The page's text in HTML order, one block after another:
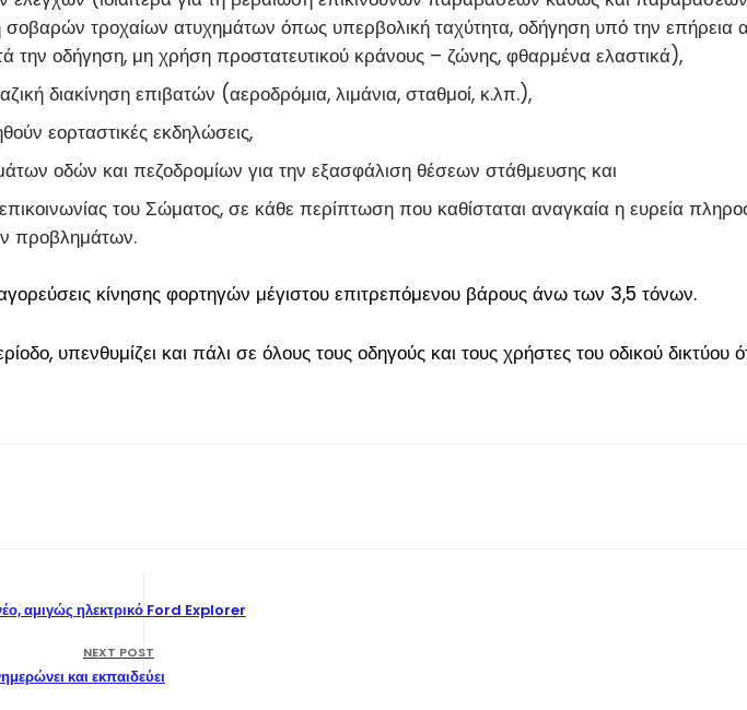
σοβαρών τροχαίων ατυχημάτων όπως υπερβολική ταχύτητα, οδήγηση υπό την επήρεια
οδήγηση, μη χρήση προστατευτικού κράνους – ζώνης, φθαρμένα ελαστικά),
διακίνηση επιβατών (αεροδρόμια, λιμάνια, σταθμοί, κ.λπ.),
εορταστικές εκδηλώσεις,
οδών και πεζοδρομίων για την εξασφάλιση θέσεων στάθμευσης και
του Σώματος, σε κάθε περίπτωση που καθίσταται αναγκαία η ευρεία
προβλημάτων.
κίνησης φορτηγών μέγιστου επιτρεπόμενου βάρους άνω των 3,5 τόνων.
υπενθυμίζει και πάλι σε όλους τους οδηγούς και τους χρήστες του οδικού δικτύου
νέο, αμιγώς ηλεκτρικό Ford Explorer
NEXT POST
και εκπαιδεύει